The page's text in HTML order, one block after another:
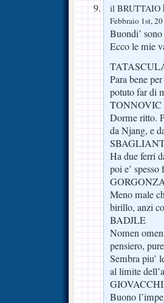
il BRUTTAIO
Febbraio 1st,
Buondi’
Ecco le mie
Para bene
potuto far di
TONNOVIC
Dorme ritto.
da Njang, e
Ha due ferri
poi e’
Meno male
birillo, anzi
BADJLE
Nomen
pensiero,
Sembra piu’
al limite
Buono